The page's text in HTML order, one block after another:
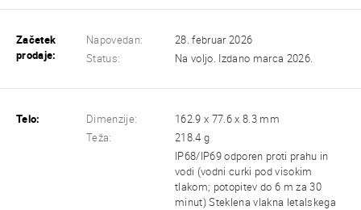
Začetek
prodaje:
Napovedan:
28. februar 2026
Status:
Na voljo. Izdano marca 2026.
Telo: Dimenzije:
162.9 x 77.6 x 8.3 mm
Teža:
218.4 g
IP68/IP69 odporen proti prahu in
vodi (vodni curki pod visokim
tlakom; potopitev do 6 m za 30
minut) Steklena vlakna letalskega